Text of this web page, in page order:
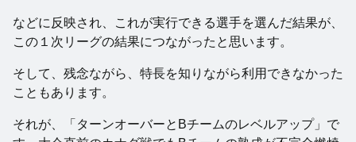
などに反映され、これが実行できる選手を選んだ結果が、
この１次リーグの結果につながったと思います。
そして、残念ながら、特長を知りながら利用できなかった
こともあります。
それが、「ターンオーバーとBチームのレベルアップ」で